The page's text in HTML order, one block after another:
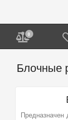
0
Блочные